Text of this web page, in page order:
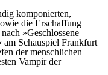
komponierten,
die Erschaffung
»Geschlossene
Schauspiel Frankfurt
der menschlichen
Vampir der